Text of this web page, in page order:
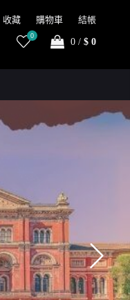
收藏 購物車 結帳
0
0 / $ 0